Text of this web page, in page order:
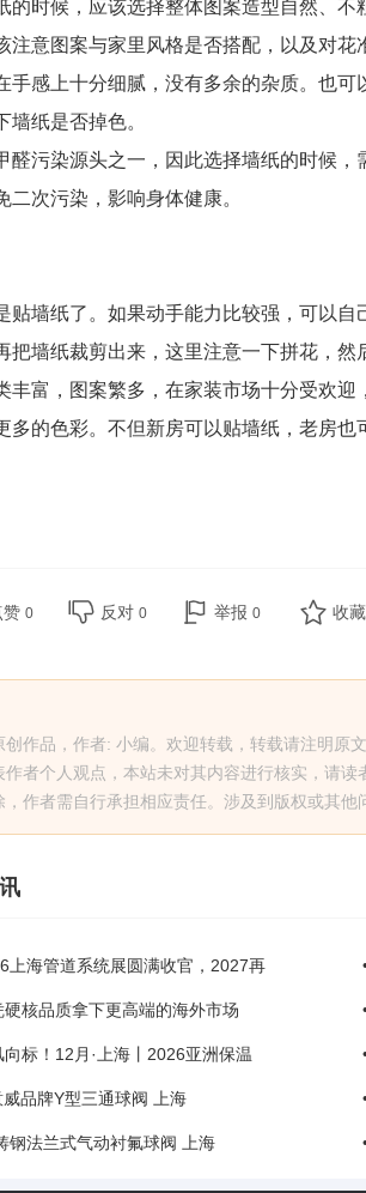
的时候，应该选择整体图案造型自然、
注意图案与家里风格是否搭配，以及对花
手感上十分细腻，没有多余的杂质。也
墙纸是否掉色。
醛污染源头之一，因此选择墙纸的时候
二次污染，影响身体健康。
贴墙纸了。如果动手能力比较强，可以
把墙纸裁剪出来，这里注意一下拼花，然
丰富，图案繁多，在家装市场十分受欢
多的色彩。不但新房可以贴墙纸，老房也
赞 0 反对 0 举报 0 收藏
创作品，作者: 小编。欢迎转载，转载请注明原
作者个人观点，本站未对其内容进行核实，请
，作者需自行承担相应责任。涉及到版权或其他
上海管道系统展圆满收官，2027再
硬核品质拿下更高端的海外市场
标！12月·上海丨2026亚洲保温
品牌Y型三通球阀 上海
钢法兰式气动衬氟球阀 上海